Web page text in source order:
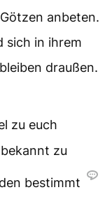
anbeten.
sich in ihrem
draußen.
zu euch
zu
bestimmt